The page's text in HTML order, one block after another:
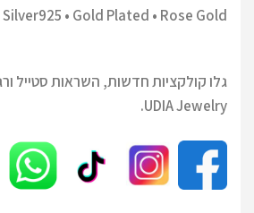
Silver925 • Gold Plated • Rose Gold
גלו קולקציות חדשות, השראות סטייל
UDIA Jewelry.